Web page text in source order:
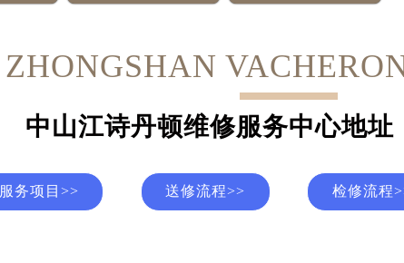
ZHONGSHAN
中山江诗丹顿维修服务中心地址
服务项目>> 送修流程>> 检修流程